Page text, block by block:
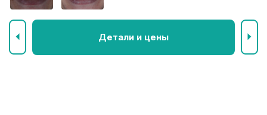
Детали и цены